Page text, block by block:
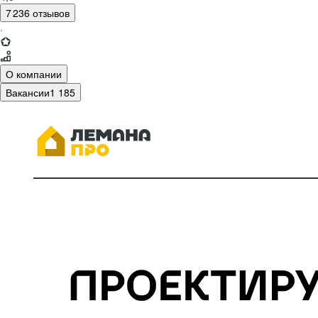
7 236 отзывов
·
О компании
Вакансии1 185